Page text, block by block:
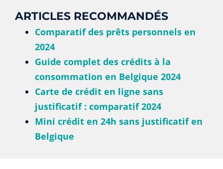
ARTICLES RECOMMANDÉS
Comparatif des prêts personnels en
2024
Guide complet des crédits à la
consommation en Belgique 2024
Carte de crédit en ligne sans
justificatif : comparatif 2024
Mini crédit en 24h sans justificatif en
Belgique